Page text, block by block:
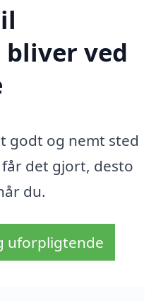
ved
godt og nemt sted
det gjort, desto
du.
uforpligtende